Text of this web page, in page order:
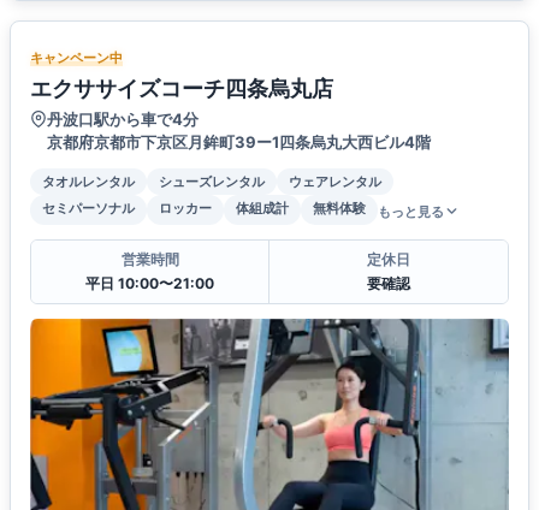
キャンペーン中
エクササイズコーチ四条烏丸店
丹波口駅から車で4分
京都府京都市下京区月鉾町39ー1四条烏丸大西ビル4階
タオルレンタル シューズレンタル
ウェアレンタル
セミパーソナル
ロッカー 体組成計 無料体験 もっと見る
営業時間
平日 10:00〜21:00
定休日
要確認